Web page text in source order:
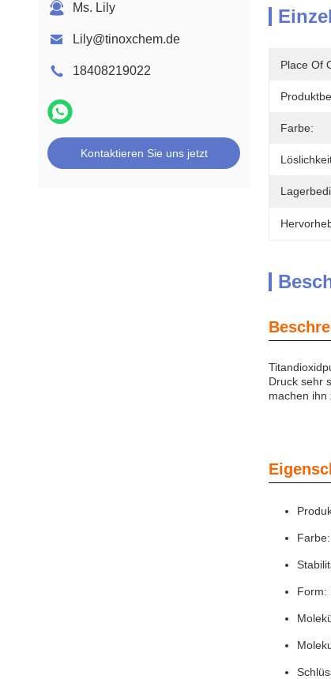
Ms. Lily
Lily@tinoxchem.de
18408219022
Kontaktieren Sie uns jetzt
Place Of
Farbe:
Druck sehr
machen ihn
Form: